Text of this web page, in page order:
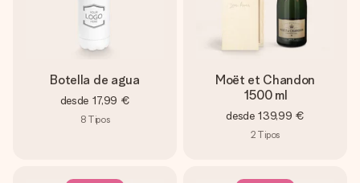
Botella de agua
desde 17,99 €
8 Tipos
Moët et Chandon
1500 ml
desde 139,99 €
2 Tipos